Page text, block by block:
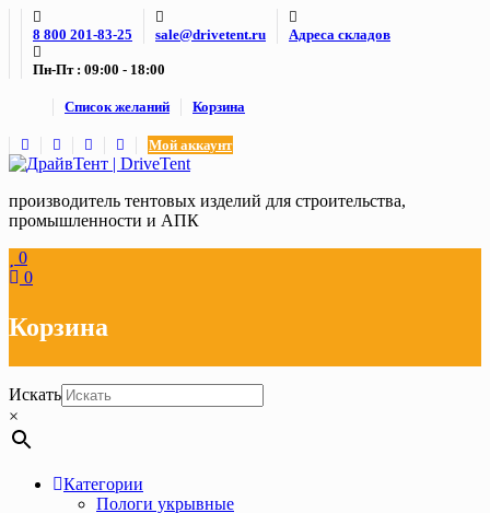
Skip
content
8 800 201-83-25 sale@drivetent.ru Адреса складов
Пн-Пт : 09:00 - 18:00
Список желаний Корзина
Мой аккаунт
производитель тентовых изделий для строительства,
промышленности и АПК
0
0
Корзина
Искать
×
Категории
Пологи укрывные